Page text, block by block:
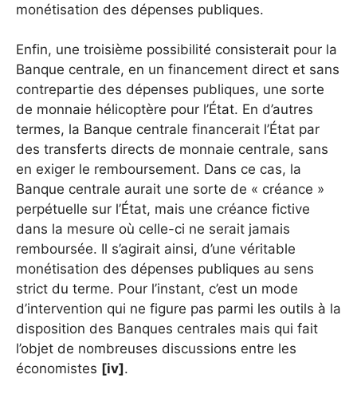
monétisation des dépenses publiques.
Enfin, une troisième possibilité consisterait pour la
Banque centrale, en un financement direct et sans
contrepartie des dépenses publiques, une sorte
de monnaie hélicoptère pour l’État. En d’autres
termes, la Banque centrale financerait l’État par
des transferts directs de monnaie centrale, sans
en exiger le remboursement. Dans ce cas, la
Banque centrale aurait une sorte de « créance »
perpétuelle sur l’État, mais une créance fictive
dans la mesure où celle-ci ne serait jamais
remboursée. Il s’agirait ainsi, d’une véritable
monétisation des dépenses publiques au sens
strict du terme. Pour l’instant, c’est un mode
d’intervention qui ne figure pas parmi les outils à la
disposition des Banques centrales mais qui fait
l’objet de nombreuses discussions entre les
économistes [iv].